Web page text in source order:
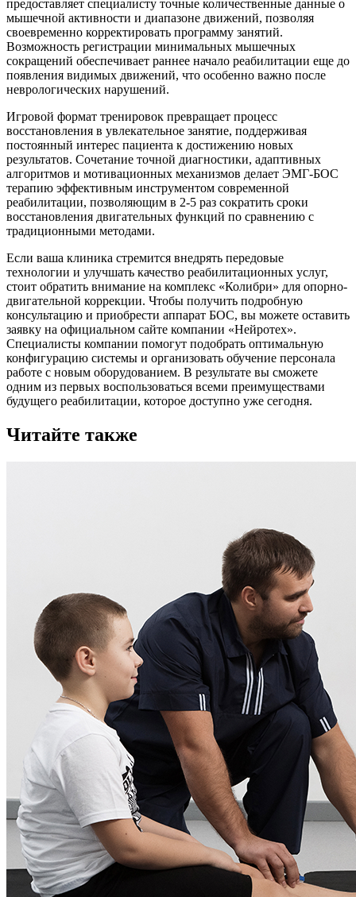
предоставляет специалисту точные количественные данные о
мышечной активности и диапазоне движений, позволяя
своевременно корректировать программу занятий.
Возможность регистрации минимальных мышечных
сокращений обеспечивает раннее начало реабилитации еще до
появления видимых движений, что особенно важно после
неврологических нарушений.
Игровой формат тренировок превращает процесс
восстановления в увлекательное занятие, поддерживая
постоянный интерес пациента к достижению новых
результатов. Сочетание точной диагностики, адаптивных
алгоритмов и мотивационных механизмов делает ЭМГ-БОС
терапию эффективным инструментом современной
реабилитации, позволяющим в 2-5 раз сократить сроки
восстановления двигательных функций по сравнению с
традиционными методами.
Если ваша клиника стремится внедрять передовые
технологии и улучшать качество реабилитационных услуг,
стоит обратить внимание на комплекс «Колибри» для опорно-
двигательной коррекции. Чтобы получить подробную
консультацию и приобрести аппарат БОС, вы можете оставить
заявку на официальном сайте компании «Нейротех».
Специалисты компании помогут подобрать оптимальную
конфигурацию системы и организовать обучение персонала
работе с новым оборудованием. В результате вы сможете
одним из первых воспользоваться всеми преимуществами
будущего реабилитации, которое доступно уже сегодня.
Читайте также